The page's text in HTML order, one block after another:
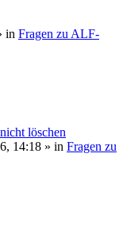
in Fragen zu ALF-
löschen
14:18 » in Fragen zu